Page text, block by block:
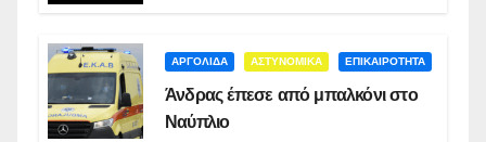
ΑΡΓΟΛΙΔΑ ΑΣΤΥΝΟΜΙΚΑ ΕΠΙΚΑΙΡΟΤΗΤΑ
Άνδρας έπεσε από μπαλκόνι στο
Ναύπλιο